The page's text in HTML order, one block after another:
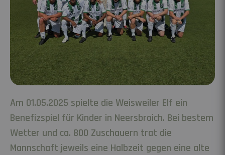
Am 01.05.2025 spielte die Weisweiler Elf ein
Benefizspiel für Kinder in Neersbroich. Bei bestem
Wetter und ca. 800 Zuschauern trat die
Mannschaft jeweils eine Halbzeit gegen eine alte